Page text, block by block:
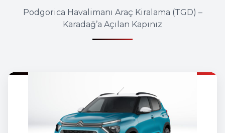
Podgorica Havalimanı Araç Kiralama (TGD) –
Karadağ’a Açılan Kapınız